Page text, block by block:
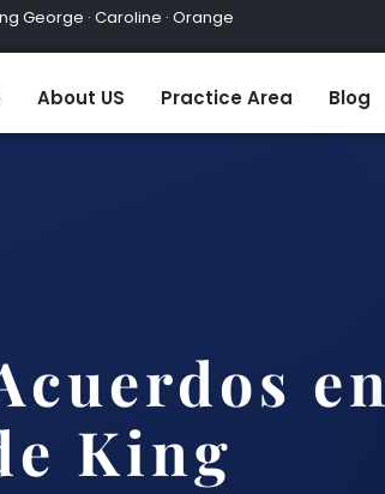
George · Caroline · Orange
About US Practice Area Blog
en
King